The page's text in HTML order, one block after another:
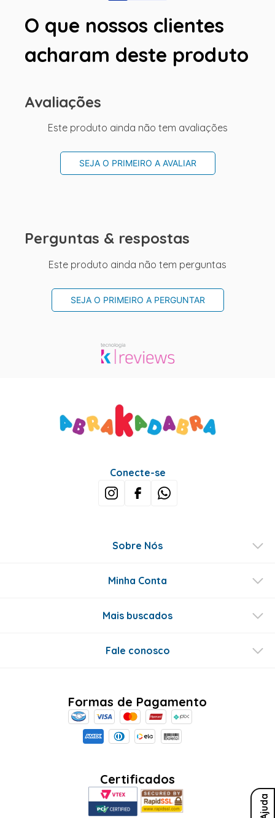
O que nossos clientes
acharam deste produto
Avaliações
Este produto ainda não tem avaliações
SEJA O PRIMEIRO A AVALIAR
Perguntas & respostas
Este produto ainda não tem perguntas
SEJA O PRIMEIRO A PERGUNTAR
Ajuda
Conecte-se
Sobre Nós
Minha Conta
Mais buscados
Fale conosco
Formas de Pagamento
Certificados